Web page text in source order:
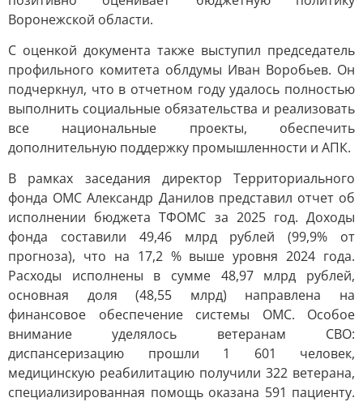
Воронежской области.
С оценкой документа также выступил председатель
профильного комитета облдумы Иван Воробьев. Он
подчеркнул, что в отчетном году удалось полностью
выполнить социальные обязательства и реализовать
все национальные проекты, обеспечить
дополнительную поддержку промышленности и АПК.
В рамках заседания директор Территориального
фонда ОМС Александр Данилов представил отчет об
исполнении бюджета ТФОМС за 2025 год. Доходы
фонда составили 49,46 млрд рублей (99,9% от
прогноза), что на 17,2 % выше уровня 2024 года.
Расходы исполнены в сумме 48,97 млрд рублей,
основная доля (48,55 млрд) направлена на
финансовое обеспечение системы ОМС. Особое
внимание уделялось ветеранам СВО:
диспансеризацию прошли 1 601 человек,
медицинскую реабилитацию получили 322 ветерана,
специализированная помощь оказана 591 пациенту.